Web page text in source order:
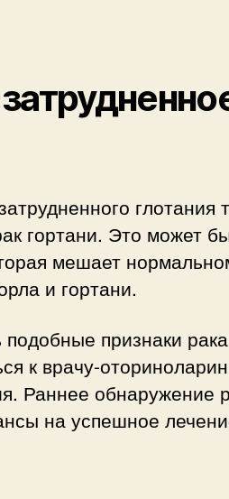
глотания
гортани. Это может
мешает
и гортани.
признаки
к врачу-
Раннее обнаружение
на успешное